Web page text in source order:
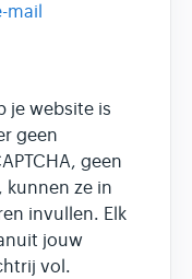
mail
je website is
geen
geen
ze in
invullen. Elk
jouw
vol.